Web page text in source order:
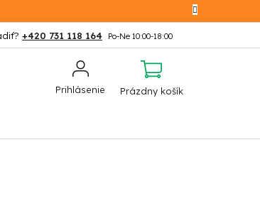
+420 731 118 164
Prihlásenie
NÁKUPNÝ
Prázdny košík